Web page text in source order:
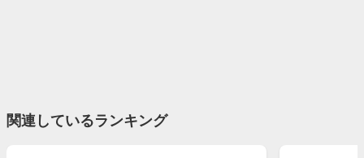
関連しているランキング